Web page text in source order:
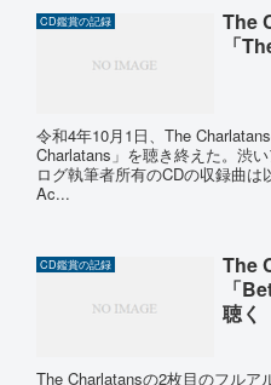
CD鑑賞の記録
The
「
令和4年10月1日、The
Charlatans」を聴き終えた。渋
ログ執筆者所有のCDの収録曲
Ac...
CD鑑賞の記録
The
「
聴く
The Charlatansの2枚目のフルア